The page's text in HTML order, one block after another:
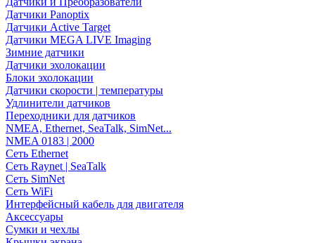
Датчики Panoptix
Датчики Active Target
Датчики MEGA LIVE Imaging
Зимние датчики
Датчики эхолокации
Блоки эхолокации
Датчики скорости | температуры
Удлинители датчиков
Переходники для датчиков
NMEA, Ethernet, SeaTalk, SimNet...
NMEA 0183 | 2000
Сеть Ethernet
Сеть Raynet | SeaTalk
Сеть SimNet
Сеть WiFi
Интерфейсный кабель для двигателя
Аксессуары
Сумки и чехлы